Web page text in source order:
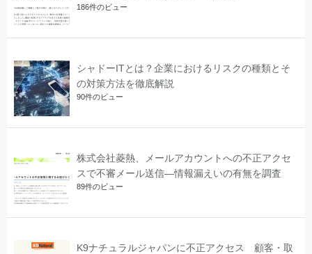
186件のビュー
シャドーITとは？企業におけるリスクの種類とそ
の対策方法を徹底解説
90件のビュー
株式会社菱熱、メールアカウントへの不正アクセ
スで不審メール送信―情報漏えいの有無を調査
89件のビュー
K9ナチュラルジャパンに不正アクセス 顧客・取